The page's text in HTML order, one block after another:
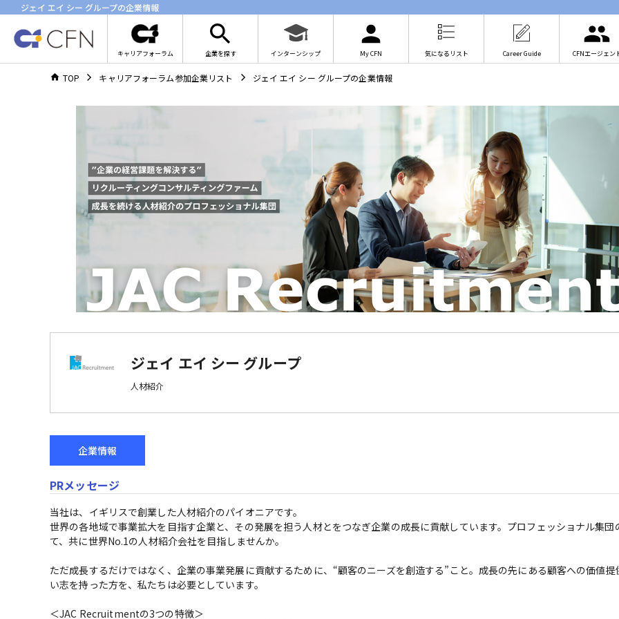
ジェイ エイ シー グループの企業情報
キャリアフォーラム 企業を探す インターンシップ My CFN 気になるリスト Career Guide CFNエージェン
TOP キャリアフォーラム参加企業リスト ジェイ エイ シー グループの企業情報
ジェイ エイ シー グループ
人材紹介
企業情報
PRメッセージ
当社は、イギリスで創業した人材紹介のパイオニアです。
世界の各地域で事業拡大を目指す企業と、その発展を担う人材とをつなぎ企業の成長に貢献しています。プロフェッショナル集団
て、共に世界No.1の人材紹介会社を目指しませんか。
ただ成長するだけではなく、企業の事業発展に貢献するために、“顧客のニーズを創造する”こと。成長の先にある顧客への価値提
い志を持った方を、私たちは必要としています。
＜JAC Recruitmentの3つの特徴＞